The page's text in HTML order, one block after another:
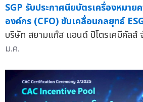
SGP รับประกาศนียบัตรเครื่องหมา
องค์กร (CFO) ขับเคลื่อนกลยุทธ์
บริษัท สยามแก๊ส แอนด์ ปิโตรเคมีคัลส์
ม.ค.